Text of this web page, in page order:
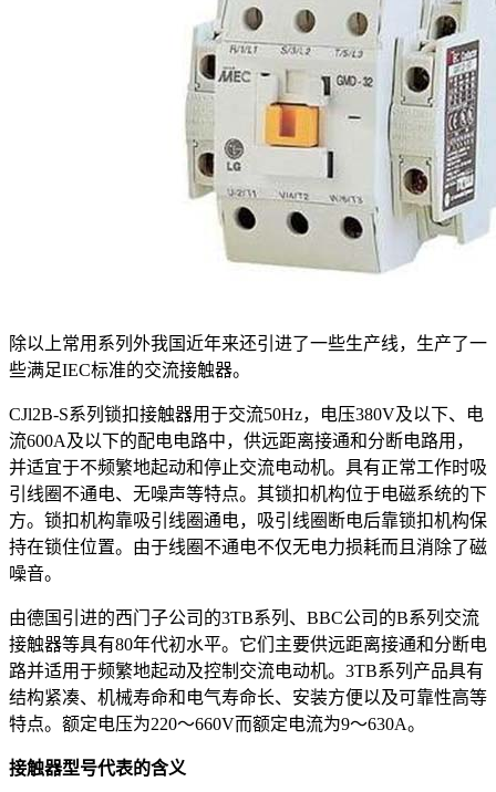
除以上常用系列外我国近年来还引进了一些生产线，生产了一
些满足IEC标准的交流接触器。
CJl2B-S系列锁扣接触器用于交流50Hz，电压380V及以下、电
流600A及以下的配电电路中，供远距离接通和分断电路用，
并适宜于不频繁地起动和停止交流电动机。具有正常工作时吸
引线圈不通电、无噪声等特点。其锁扣机构位于电磁系统的下
方。锁扣机构靠吸引线圈通电，吸引线圈断电后靠锁扣机构保
持在锁住位置。由于线圈不通电不仅无电力损耗而且消除了磁
噪音。
由德国引进的西门子公司的3TB系列、BBC公司的B系列交流
接触器等具有80年代初水平。它们主要供远距离接通和分断电
路并适用于频繁地起动及控制交流电动机。3TB系列产品具有
结构紧凑、机械寿命和电气寿命长、安装方便以及可靠性高等
特点。额定电压为220～660V而额定电流为9～630A。
接触器型号代表的含义